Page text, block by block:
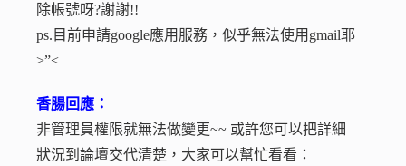
除帳號呀?謝謝!!
ps.目前申請google應用服務，似乎無法使用gmail耶
>”<
香腸回應：
非管理員權限就無法做變更~~ 或許您可以把詳細
狀況到論壇交代清楚，大家可以幫忙看看：